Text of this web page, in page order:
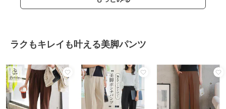
ラクもキレイも叶える美脚パンツ